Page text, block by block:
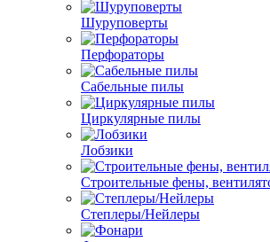
Шуруповерты
Перфораторы
Сабельные пилы
Циркулярные пилы
Лобзики
Строительные фены,
Степлеры/Нейлеры